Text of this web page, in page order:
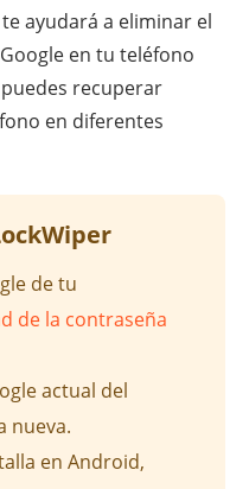
ayudará a eliminar el
en tu teléfono
recuperar
en diferentes
de tu
de la contraseña
actual del
nueva.
en Android,